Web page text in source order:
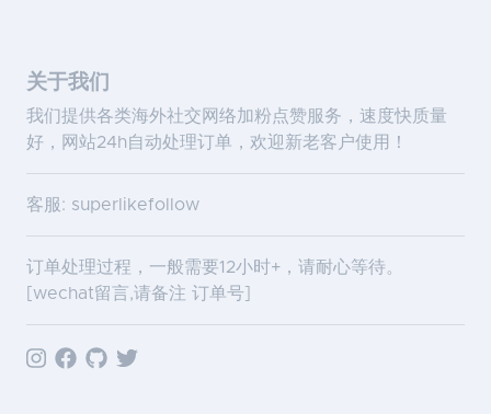
关于我们
我们提供各类海外社交网络加粉点赞服务，速度快质量
好，网站24h自动处理订单，欢迎新老客户使用！
客服: superlikefollow
订单处理过程，一般需要12小时+，请耐心等待。
[wechat留言,请备注 订单号]